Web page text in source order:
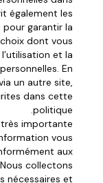
également les
pour garantir la
dont vous
et la
En
un autre site,
dans cette
politique.
importante
vous
aux
collectons
nécessaires et